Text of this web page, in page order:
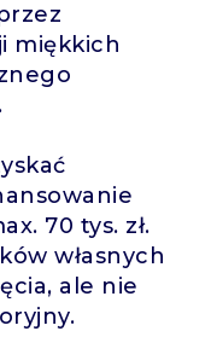
miękkich
70 tys. zł.
własnych
ale nie